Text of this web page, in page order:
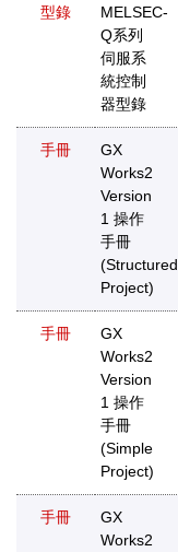
型錄
MELSEC-
Q系列
伺服系
統控制
器型錄
手冊
GX
Works2
Version
1 操作
手冊
(Structured
Project)
手冊
GX
Works2
Version
1 操作
手冊
(Simple
Project)
手冊
GX
Works2